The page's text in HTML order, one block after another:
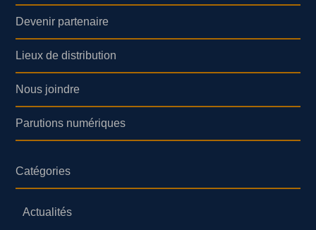
Devenir partenaire
Lieux de distribution
Nous joindre
Parutions numériques
Catégories
Actualités